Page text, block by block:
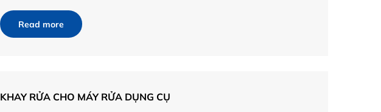
Read more
KHAY RỬA CHO MÁY RỬA DỤNG CỤ